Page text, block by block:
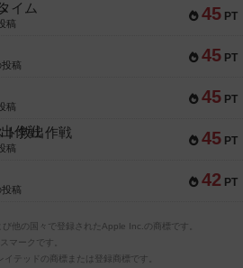
45 PT
イム
稿
45 PT
稿
45 PT
稿
45 PT
ト救出作戦
稿
42 PT
稿
他の国々で登録されたApple Inc.の商標です。
マークです。
テッドの商標または登録商標です。